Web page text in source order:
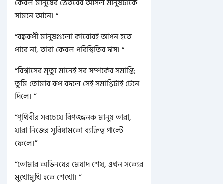
কেবল মানুষের ভেতরের আসল মানুষটাকে
সামনে আনে। “
“বহুরূপী মানুষগুলো কারোরই আপন হতে
পারে না, তারা কেবল পরিস্থিতির দাস। “
“বিশ্বাসের মৃত্যু মানেই সব সম্পর্কের সমাপ্তি;
তুমি তোমার রূপ বদলে সেই সমাপ্তিটাই টেনে
দিলে। “
“পৃথিবীর সবচেয়ে বিপজ্জনক মানুষ তারা,
যারা নিজের সুবিধামতো ব্যক্তিত্ব পাল্টে
ফেলে।”
“তোমার অভিনয়ের মেয়াদ শেষ, এখন সত্যের
মুখোমুখি হতে শেখো। “